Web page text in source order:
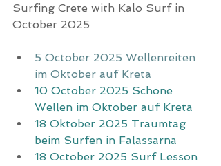
Surfing Crete with Kalo Surf in
October 2025
5 October 2025 Wellenreiten
im Oktober auf Kreta
10 October 2025 Schöne
Wellen im Oktober auf Kreta
18 Oktober 2025 Traumtag
beim Surfen in Falassarna
18 October 2025 Surf Lesson